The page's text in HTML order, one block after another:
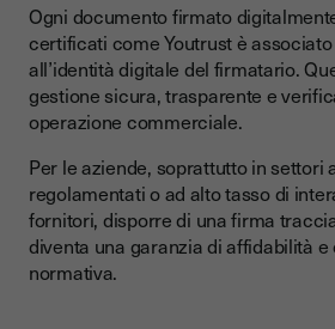
Ogni documento firmato
certificati come Youtrust è
all’identità digitale del firmatario.
gestione sicura, trasparente e
operazione commerciale.
Per le aziende, soprattutto in settori
regolamentati o ad alto tasso di
fornitori, disporre di una firma
diventa una garanzia di affidabilità
normativa.